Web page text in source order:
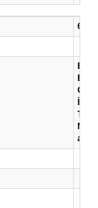
6
Bu
Bu